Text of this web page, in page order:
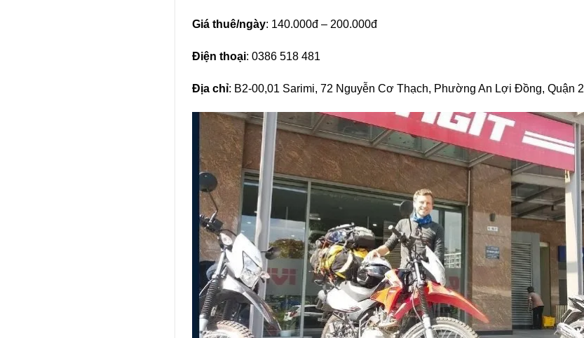
Giá thuê/ngày: 140.000đ – 200.000đ
Điện thoại: 0386 518 481
Địa chỉ: B2-00,01 Sarimi, 72 Nguyễn Cơ Thạch, Phường An Lợi Đồng, Quận 2